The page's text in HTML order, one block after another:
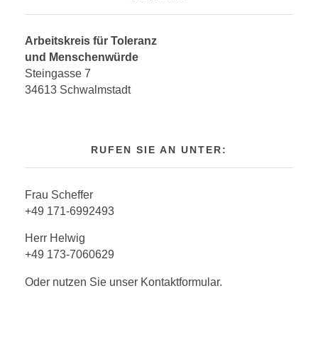
Arbeitskreis für Toleranz
und Menschenwürde
Steingasse 7
34613 Schwalmstadt
RUFEN SIE AN UNTER:
Frau Scheffer
+49 171-6992493
Herr Helwig
+49 173-7060629
Oder nutzen Sie unser Kontaktformular.